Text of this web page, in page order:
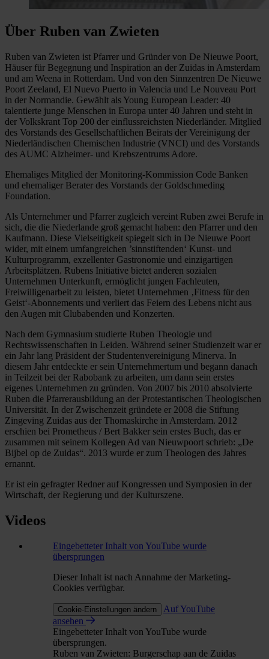
Über Ruben van Zwieten
Ruben van Zwieten ist Pfarrer und Gründer von De Nieuwe Poort,
Häuser für Begegnung und Inspiration an der Zuidas in Amsterdam
und am Weena in Rotterdam. Und von den Sinnzentren De Nieuwe
Poort Zeeland, El Nuevo Puerto in Valencia und Le Nouveau Port
in der Normandie. Gewählt als Young European Leader: 40
talentierte junge Menschen in Europa unter 40 Jahren und steht in
der Volkskrant Top 200 der einflussreichsten Niederländer. Mitglied
des Vorstands des Gesellschaftlichen Beirats der Vereinigung der
Niederländischen Chemischen Industrie (VNCI) und des Vorstands
des AUMC Alzheimer- und Krebszentrums Adore.
Ehemaliges Mitglied der Monitoring-Kommission Code Banken
und ehemaliger Berater des Vorstands der Goldschmeding
Foundation.
Als Unternehmer und Pfarrer zugleich vereint Ruben zwei Berufe in
sich, die die Niederlande groß gemacht haben: den Pfarrer und den
Kaufmann. Diese Vielseitigkeit spiegelt sich in De Nieuwe Poort
wider, mit einem umfangreichen ’sinnstiftenden‘ Kunst- und
Kulturprogramm, exzellenter Gastronomie und einzigartigen
Arbeitsplätzen. Rubens Initiative bietet anderen sozialen
Unternehmen Unterkunft, ermöglicht jungen Fachleuten,
Freiwilligenarbeit zu leisten, bietet Unternehmen ‚Fitness für den
Geist‘-Abonnements und verliert das Feiern des Lebens nicht aus
den Augen mit Clubabenden und Konzerten.
Nach dem Gymnasium studierte Ruben Theologie und
Rechtswissenschaften in Leiden. Während seiner Studienzeit war er
ein Jahr lang Präsident der Studentenvereinigung Minerva. In
diesem Jahr entdeckte er sein Unternehmertum und begann danach
in Teilzeit bei der Rabobank zu arbeiten, um dann sein erstes
eigenes Unternehmen zu gründen. Von 2007 bis 2010 absolvierte
Ruben die Pfarrerausbildung an der Protestantischen Theologischen
Universität. In der Zwischenzeit gründete er 2008 die Stiftung
Zingeving Zuidas aus der Thomaskirche in Amsterdam. 2012
erschien bei Prometheus / Bert Bakker sein erstes Buch, das er
zusammen mit seinem Kollegen Ad van Nieuwpoort schrieb: „De
Bijbel op de Zuidas“. 2013 wurde er zum Theologen des Jahres
ernannt.
Er ist ein gefragter Redner auf Kongressen und Symposien in der
Wirtschaft, der Regierung und der Kulturszene.
Videos
Eingebetteter Inhalt von YouTube wurde
übersprungen
Dieser Inhalt ist nach Annahme der Marketing-
Cookies verfügbar.
Cookie-Einstellungen ändern
Auf YouTube
ansehen
Eingebetteter Inhalt von YouTube wurde
übersprungen.
Ruben van Zwieten: Burgerschap aan de Zuidas